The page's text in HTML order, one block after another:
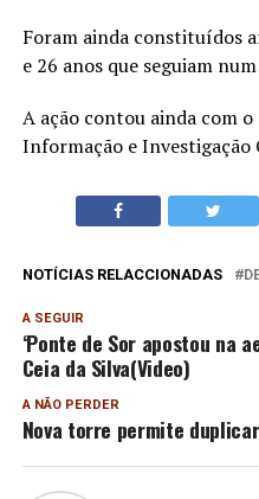
Foram ainda constituídos
e 26 anos que seguiam
A ação contou ainda com
Informação e Investigação
NOTÍCIAS RELACCIONADAS
A SEGUIR
‘Ponte de Sor apostou na
Ceia da Silva(Video)
A NÃO PERDER
Nova torre permite